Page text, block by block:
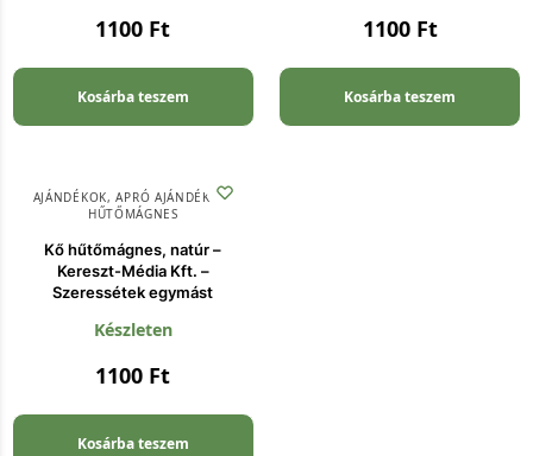
1100 Ft
Kosárba teszem
1100 Ft
Kosárba teszem
AJÁNDÉKOK,APRÓ AJÁNDÉKOK,
HŰTŐMÁGNES
Kő hűtőmágnes, natúr –
Kereszt-Média Kft. –
Szeressétek egymást
Készleten
1100 Ft
Kosárba teszem